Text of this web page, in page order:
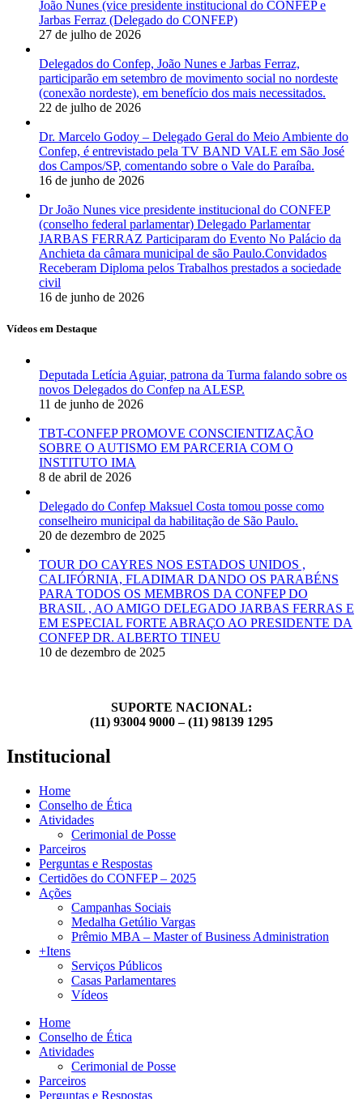
João Nunes (vice presidente institucional do CONFEP e
Jarbas Ferraz (Delegado do CONFEP)
27 de julho de 2026
Delegados do Confep, João Nunes e Jarbas Ferraz,
participarão em setembro de movimento social no nordeste
(conexão nordeste), em benefício dos mais necessitados.
22 de julho de 2026
Dr. Marcelo Godoy – Delegado Geral do Meio Ambiente do
Confep, é entrevistado pela TV BAND VALE em São José
dos Campos/SP, comentando sobre o Vale do Paraíba.
16 de junho de 2026
Dr João Nunes vice presidente institucional do CONFEP
(conselho federal parlamentar) Delegado Parlamentar
JARBAS FERRAZ Participaram do Evento No Palácio da
Anchieta da câmara municipal de são Paulo.Convidados
Receberam Diploma pelos Trabalhos prestados a sociedade
civil
16 de junho de 2026
Vídeos em Destaque
Deputada Letícia Aguiar, patrona da Turma falando sobre os
novos Delegados do Confep na ALESP.
11 de junho de 2026
TBT-CONFEP PROMOVE CONSCIENTIZAÇÃO
SOBRE O AUTISMO EM PARCERIA COM O
INSTITUTO IMA
8 de abril de 2026
Delegado do Confep Maksuel Costa tomou posse como
conselheiro municipal da habilitação de São Paulo.
20 de dezembro de 2025
TOUR DO CAYRES NOS ESTADOS UNIDOS ,
CALIFÓRNIA, FLADIMAR DANDO OS PARABÉNS
PARA TODOS OS MEMBROS DA CONFEP DO
BRASIL , AO AMIGO DELEGADO JARBAS FERRAS E
EM ESPECIAL FORTE ABRAÇO AO PRESIDENTE DA
CONFEP DR. ALBERTO TINEU
10 de dezembro de 2025
SUPORTE NACIONAL:
(11) 93004 9000 – (11) 98139 1295
Institucional
Home
Conselho de Ética
Atividades
Cerimonial de Posse
Parceiros
Perguntas e Respostas
Certidões do CONFEP – 2025
Ações
Campanhas Sociais
Medalha Getúlio Vargas
Prêmio MBA – Master of Business Administration
+Itens
Serviços Públicos
Casas Parlamentares
Vídeos
Home
Conselho de Ética
Atividades
Cerimonial de Posse
Parceiros
Perguntas e Respostas